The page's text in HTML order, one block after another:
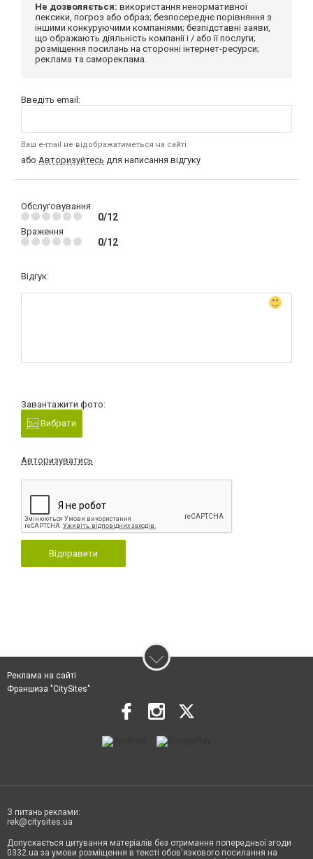
Не дозволяється: використання ненормативної
лексики, погроз або образ; безпосереднє порівняння з
іншими конкуруючими компаніями; безпідставні заяви,
що ображають діяльність компанії і / або її послуги;
розміщення посилань на сторонні інтернет-ресурси;
реклама та самореклама.
Введіть email:
Ваш e-mail не відображатиметься на сайті
або Авторизуйтесь для написання відгуку
Обслуговування
0/12
Враження
0/12
Відгук:
Завантажити фото:
Вибрати
Авторизуватись
Відправити
Реклама на сайті
Франшиза "CitySites"
З питань реклами:
rek@citysites.ua
Допускається цитування матеріалів без отримання попередньої згоди
0332.ua за умови розміщення в тексті обов'язкового посилання на